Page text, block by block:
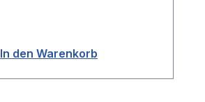
In den Warenkorb